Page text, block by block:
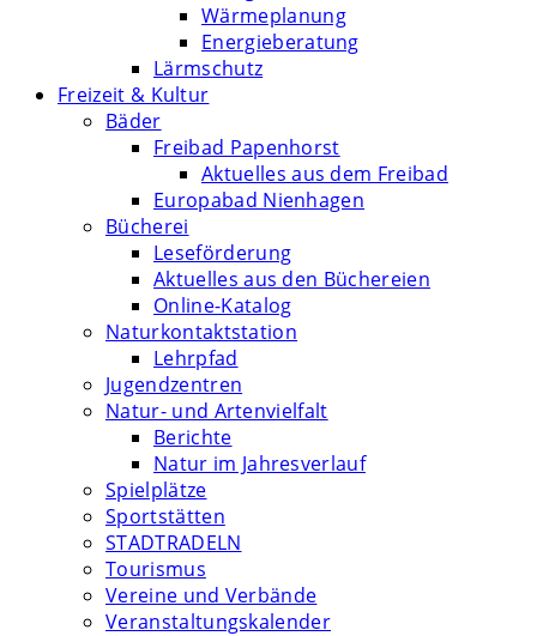
Wärmeplanung
Energieberatung
Lärmschutz
Freizeit & Kultur
Bäder
Freibad Papenhorst
Aktuelles aus dem Freibad
Europabad Nienhagen
Bücherei
Leseförderung
Aktuelles aus den Büchereien
Online-Katalog
Naturkontaktstation
Lehrpfad
Jugendzentren
Natur- und Artenvielfalt
Berichte
Natur im Jahresverlauf
Spielplätze
Sportstätten
STADTRADELN
Tourismus
Vereine und Verbände
Veranstaltungskalender